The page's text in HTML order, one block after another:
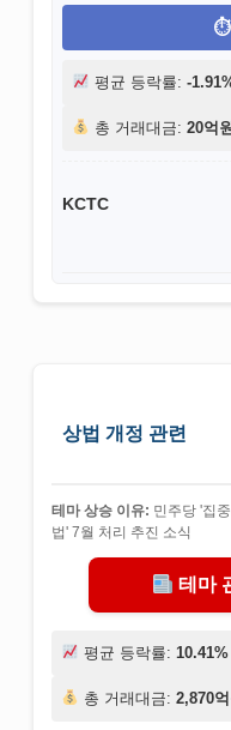
평균 등락률: -
총 거래대금: 20억
KCTC
상법 개정 관련
테마 상승 이유: 민주당 '집
법' 7월 처리 추진 소식
테마
평균 등락률: 10.41%
총 거래대금: 2,870